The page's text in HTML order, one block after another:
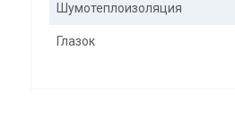
Шумотеплоизоляция
Глазок